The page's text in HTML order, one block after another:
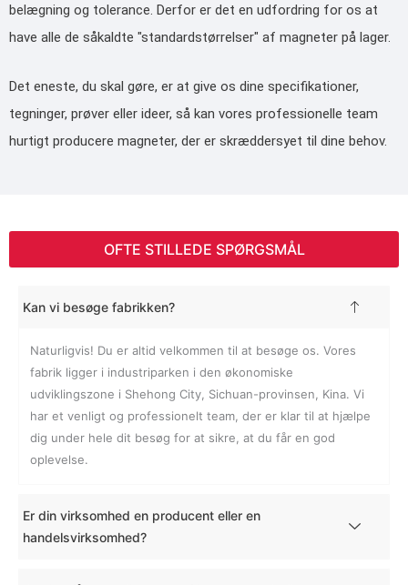
belægning og tolerance. Derfor er det en udfordring for os at
have alle de såkaldte "standardstørrelser" af magneter på lager.
Det eneste, du skal gøre, er at give os dine specifikationer,
tegninger, prøver eller ideer, så kan vores professionelle team
hurtigt producere magneter, der er skræddersyet til dine behov.
OFTE STILLEDE SPØRGSMÅL
Kan vi besøge fabrikken?
Naturligvis! Du er altid velkommen til at besøge os. Vores
fabrik ligger i industriparken i den økonomiske
udviklingszone i Shehong City, Sichuan-provinsen, Kina. Vi
har et venligt og professionelt team, der er klar til at hjælpe
dig under hele dit besøg for at sikre, at du får en god
oplevelse.
Er din virksomhed en producent eller en
handelsvirksomhed?